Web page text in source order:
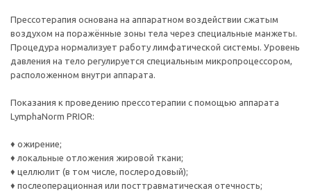
Прессотерапия основана на аппаратном воздействии сжатым
воздухом на поражённые зоны тела через специальные манжеты.
Процедура нормализует работу лимфатической системы. Уровень
давления на тело регулируется специальным микропроцессором,
расположенном внутри аппарата.
Показания к проведению прессотерапии с помощью аппарата
LymphaNorm PRIOR:
♦ ожирение;
♦ локальные отложения жировой ткани;
♦ целлюлит (в том числе, послеродовый);
♦ послеоперационная или посттравматическая отечность;